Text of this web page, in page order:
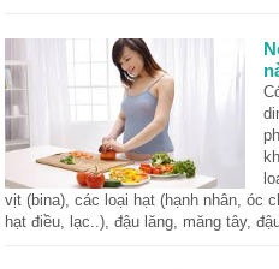
vịt (bina), các loại hạt (hạnh nhân, óc
hạt điều, lạc..), đậu lăng, măng tây,